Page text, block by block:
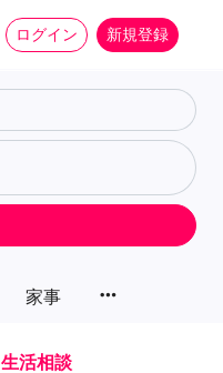
ログイン 新規登録
家事 more_horiz
生活相談